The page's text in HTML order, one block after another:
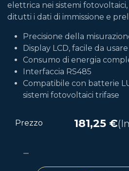
elettrica nei sistemi
ditutti i dati di immissione e
Precisione della
Display LCD, facile da usare
Consumo di energia
Interfaccia RS485
Compatibile con batterie
sistemi fotovoltaici trifase
Prezzo 181,25 €